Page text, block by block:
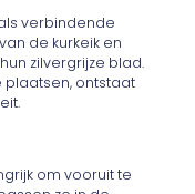
verbindende
de kurkeik en
zilvergrijze blad.
ontstaat
om vooruit te